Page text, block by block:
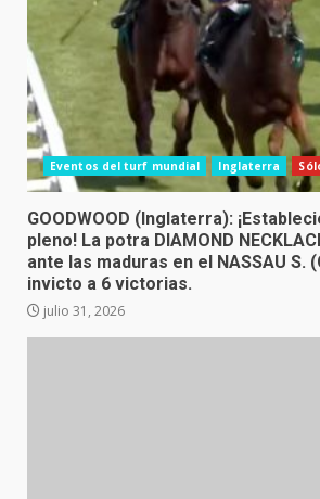
Eventos del turf mundial Inglaterra
GOODWOOD (Inglaterra):
pleno! La potra DIAMOND
ante las maduras en el NASSAU S.
invicto a 6 victorias.
julio 31, 2026